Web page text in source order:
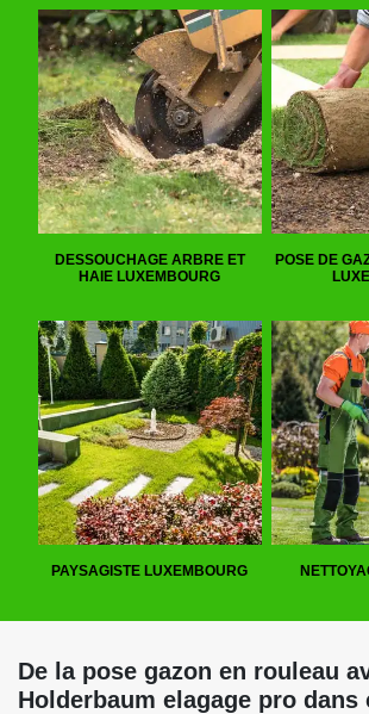
DESSOUCHAGE ARBRE ET
HAIE LUXEMBOURG
POSE DE
PAYSAGISTE LUXEMBOURG
De la pose gazon en rouleau
Holderbaum elagage pro dans